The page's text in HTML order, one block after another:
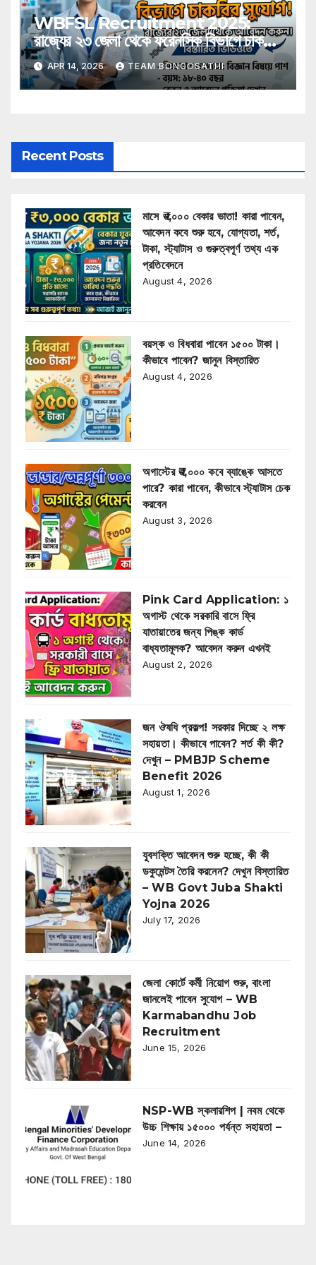
WBFSL Recruitment 2025:
রাজ্যের ২৩ জেলা থেকে ফরেনসিক বিভাগে চাকরির
সুযোগ, রইল বিস্তারিত
APR 14, 2026 TEAM BONGOSATHI
Recent Posts
মাসে ₹৩,০০০ বেকার ভাতা! কারা পাবেন,
আবেদন কবে শুরু হবে, যোগ্যতা, শর্ত,
টাকা, স্ট্যাটাস ও গুরুত্বপূর্ণ তথ্য এক
প্রতিবেদনে
August 4, 2026
বয়স্ক ও বিধবারা পাবেন ১৫০০ টাকা।
কীভাবে পাবেন? জানুন বিস্তারিত
August 4, 2026
অগাস্টের ₹৩,০০০ কবে ব্যাঙ্কে আসতে
পারে? কারা পাবেন, কীভাবে স্ট্যাটাস চেক
করবেন
August 3, 2026
Pink Card Application: ১
অগাস্ট থেকে সরকারি বাসে ফ্রি
যাতায়াতের জন্য পিঙ্ক কার্ড
বাধ্যতামূলক? আবেদন করুন এখনই
August 2, 2026
জন ঔষধি প্রকল্প! সরকার দিচ্ছে ২ লক্ষ
সহায়তা। কীভাবে পাবেন? শর্ত কী কী?
দেখুন – PMBJP Scheme
Benefit 2026
August 1, 2026
যুবশক্তি আবেদন শুরু হচ্ছে, কী কী
ডকুমেন্টস তৈরি করনেন? দেখুন বিস্তারিত
– WB Govt Juba Shakti
Yojna 2026
July 17, 2026
জেলা কোর্টে কর্মী নিয়োগ শুরু, বাংলা
জানলেই পাবেন সুযোগ – WB
Karmabandhu Job
Recruitment
June 15, 2026
NSP-WB স্কলারশিপ | নবম থেকে
উচ্চ শিক্ষায় ১৫০০০ পর্যন্ত সহায়তা –
June 14, 2026